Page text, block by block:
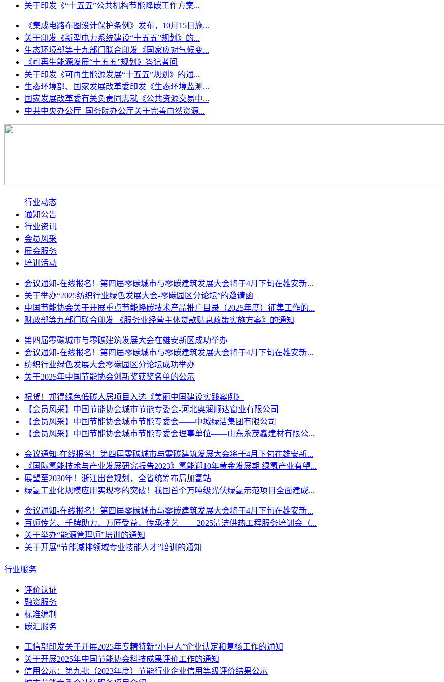
关于印发《“十五五”公共机构节能降碳工作方案...
《集成电路布图设计保护条例》发布，10月15日施...
关于印发《新型电力系统建设“十五五”规划》的...
生态环境部等十九部门联合印发《国家应对气候变...
《可再生能源发展“十五五”规划》答记者问
关于印发《可再生能源发展“十五五”规划》的通...
生态环境部、国家发展改革委印发《生态环境监测...
国家发展改革委有关负责同志就《公共资源交易中...
中共中央办公厅 国务院办公厅关于完善自然资源...
行业动态
通知公告
行业资讯
会员风采
展会服务
培训活动
会议通知-在线报名！第四届零碳城市与零碳建筑发展大会将于4月下旬在雄安新...
关于举办“2025纺织行业绿色发展大会-零碳园区分论坛”的邀请函
中国节能协会关于开展重点节能降碳技术产品推广目录（2025年度）征集工作的...
财政部等九部门联合印发 《服务业经营主体贷款贴息政策实施方案》的通知
第四届零碳城市与零碳建筑发展大会在雄安新区成功举办
会议通知-在线报名！第四届零碳城市与零碳建筑发展大会将于4月下旬在雄安新...
纺织行业绿色发展大会零碳园区分论坛成功举办
关于2025年中国节能协会创新奖获奖名单的公示
祝贺！邦得绿色低碳人居项目入选《美丽中国建设实践案例》
【会员风采】中国节能协会城市节能专委会-河北奥润顺达窗业有限公司
【会员风采】中国节能协会城市节能专委会——中城绿洁集团有限公司
【会员风采】中国节能协会城市节能专委会理事单位——山东永茂鑫建材有限公...
会议通知-在线报名！第四届零碳城市与零碳建筑发展大会将于4月下旬在雄安新...
《国际氢能技术与产业发展研究报告2023》氢能迎10年黄金发展期 绿氢产业有望...
展望至2030年！浙江出台规划，全省统筹布局加氢站
绿氢工业化规模应用实现零的突破！我国首个万吨级光伏绿氢示范项目全面建成...
会议通知-在线报名！第四届零碳城市与零碳建筑发展大会将于4月下旬在雄安新...
百师传艺、千牌助力、万匠受益、传承技艺 ——2025清洁供热工程服务培训会（...
关于举办“能源管理师”培训的通知
关于开展“节能减排领域专业技能人才”培训的通知
行业服务
评价认证
融资服务
标准编制
碳汇服务
工信部印发关于开展2025年专精特新“小巨人”企业认定和复核工作的通知
关于开展2025年中国节能协会科技成果评价工作的通知
信用公示：第九批（2023年度）节能行业企业信用等级评价结果公示